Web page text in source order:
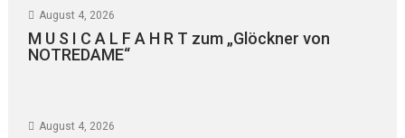
August 4, 2026
M U S I C A L F A H R T zum „Glöckner von
NOTREDAME“
August 4, 2026